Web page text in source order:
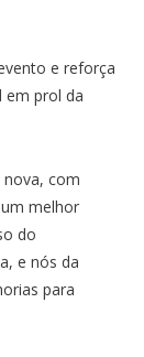
e reforça
em prol da
nova, com
melhor
do
e nós da
para